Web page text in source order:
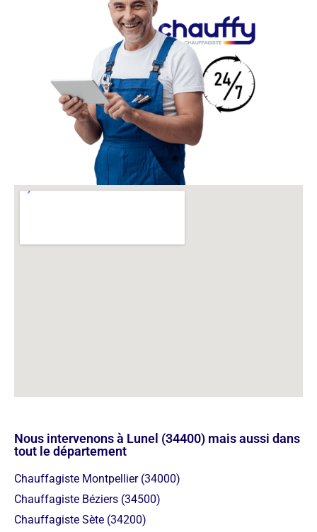
Nous intervenons à Lunel (34400) mais aussi dans
tout le département
Chauffagiste Montpellier (34000)
Chauffagiste Béziers (34500)
Chauffagiste Sète (34200)